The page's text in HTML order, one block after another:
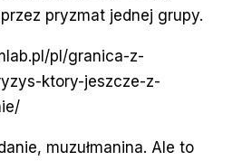
pryzmat jednej grupy.
pl/granica-z-
ktory-jeszcze-z-
muzułmanina. Ale to